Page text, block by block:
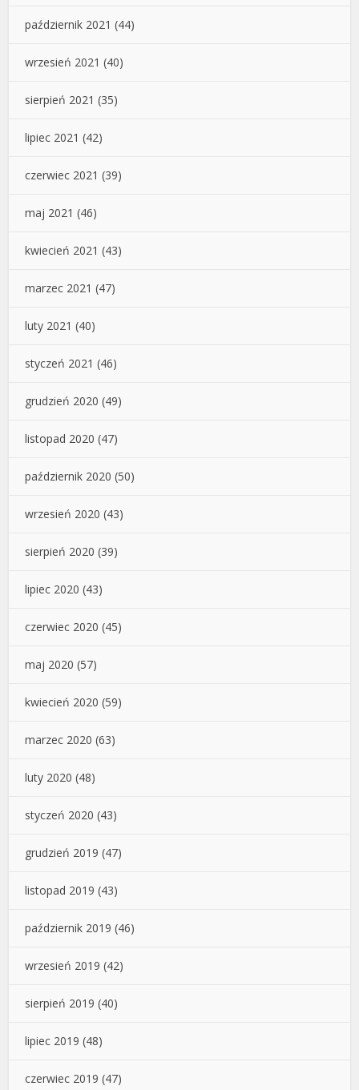
październik 2021 (44)
wrzesień 2021 (40)
sierpień 2021 (35)
lipiec 2021 (42)
czerwiec 2021 (39)
maj 2021 (46)
kwiecień 2021 (43)
marzec 2021 (47)
luty 2021 (40)
styczeń 2021 (46)
grudzień 2020 (49)
listopad 2020 (47)
październik 2020 (50)
wrzesień 2020 (43)
sierpień 2020 (39)
lipiec 2020 (43)
czerwiec 2020 (45)
maj 2020 (57)
kwiecień 2020 (59)
marzec 2020 (63)
luty 2020 (48)
styczeń 2020 (43)
grudzień 2019 (47)
listopad 2019 (43)
październik 2019 (46)
wrzesień 2019 (42)
sierpień 2019 (40)
lipiec 2019 (48)
czerwiec 2019 (47)